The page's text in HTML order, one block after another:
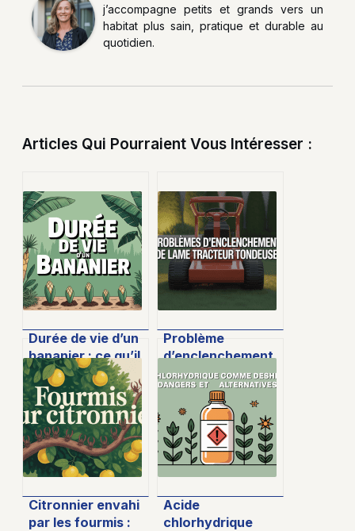
j’accompagne petits et grands vers un
habitat plus sain, pratique et durable au
quotidien.
Articles Qui Pourraient Vous Intéresser :
Durée de vie d’un
bananier : ce qu’il
faut vraiment
savoir
Problème
d’enclenchement
de lame sur
tracteur tondeuse
: causes et
solutions
pratiques
Citronnier envahi
par les fourmis :
Acide
chlorhydrique